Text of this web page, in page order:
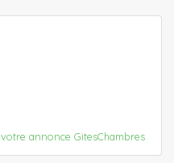
annonce GitesChambres